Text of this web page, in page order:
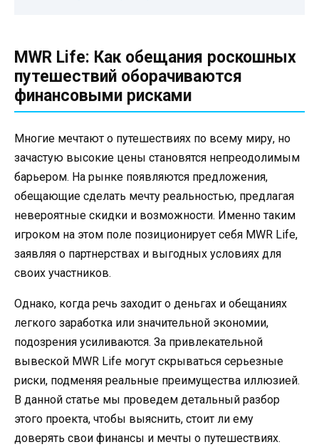
MWR Life: Как обещания роскошных
путешествий оборачиваются
финансовыми рисками
Многие мечтают о путешествиях по всему миру, но
зачастую высокие цены становятся непреодолимым
барьером. На рынке появляются предложения,
обещающие сделать мечту реальностью, предлагая
невероятные скидки и возможности. Именно таким
игроком на этом поле позиционирует себя MWR Life,
заявляя о партнерствах и выгодных условиях для
своих участников.
Однако, когда речь заходит о деньгах и обещаниях
легкого заработка или значительной экономии,
подозрения усиливаются. За привлекательной
вывеской MWR Life могут скрываться серьезные
риски, подменяя реальные преимущества иллюзией.
В данной статье мы проведем детальный разбор
этого проекта, чтобы выяснить, стоит ли ему
доверять свои финансы и мечты о путешествиях.